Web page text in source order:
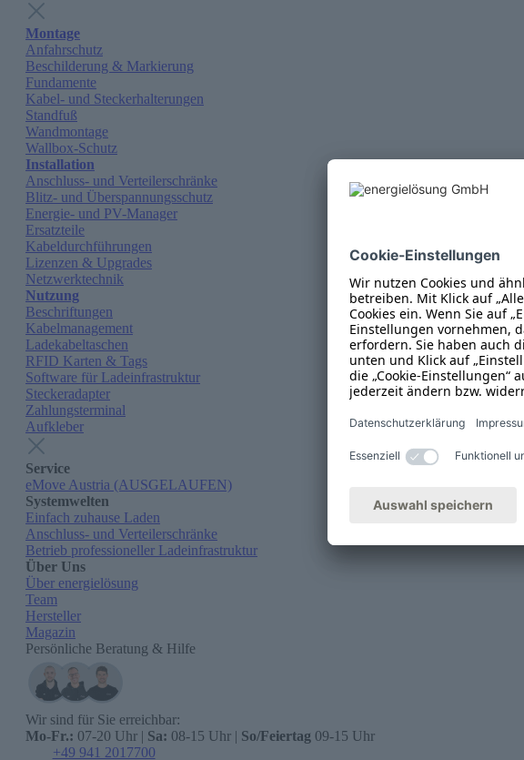
Montage
Anfahrschutz
Beschilderung & Markierung
Fundamente
Kabel- und Steckerhalterungen
Standfuß
Wandmontage
Wallbox-Schutz
Installation
Anschluss- und Verteilerschränke
Blitz- und Überspannungsschutz
Energie- und PV-Manager
Ersatzteile
Kabeldurchführungen
Lizenzen & Upgrades
Netzwerktechnik
Nutzung
Beschriftungen
Kabelmanagement
Ladekabeltaschen
RFID Karten & Tags
Software für Ladeinfrastruktur
Steckeradapter
Zahlungsterminal
Aufkleber
Service
eMove Austria (AUSGELAUFEN)
Systemwelten
Einfach zuhause Laden
Anschluss- und Verteilerschränke
Betrieb professioneller Ladeinfrastruktur
Über Uns
Über energielösung
Team
Hersteller
Magazin
Persönliche Beratung & Hilfe
Wir sind für Sie erreichbar:
Mo-Fr.: 07-20 Uhr | Sa: 08-15 Uhr | So/Feiertag 09-15 Uhr
+49 941 2017700